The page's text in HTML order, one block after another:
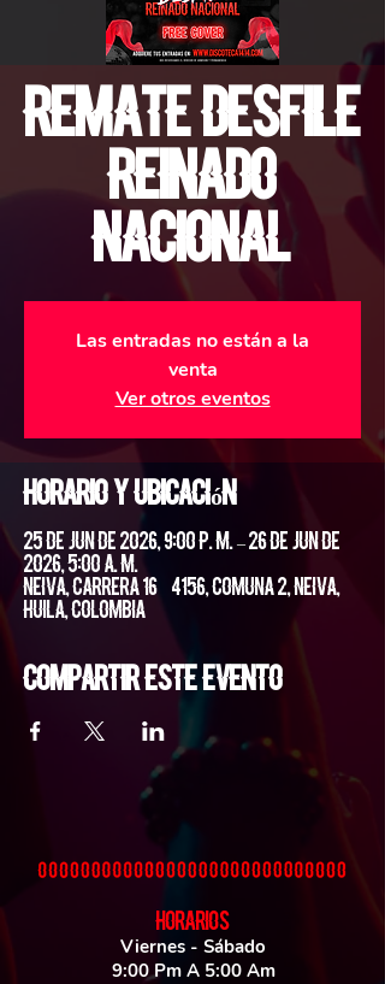
Remate Desfile
Reinado
Nacional
Las entradas no están a la
venta
Ver otros eventos
Horario y ubicación
25 de jun de 2026, 9:00 p. m. – 26 de jun de
2026, 5:00 a. m.
Neiva, Carrera 16 #4156, Comuna 2, Neiva,
Huila, Colombia
Compartir este evento
HORARIOS
Viernes - Sábado
9:00 Pm A 5:00 Am